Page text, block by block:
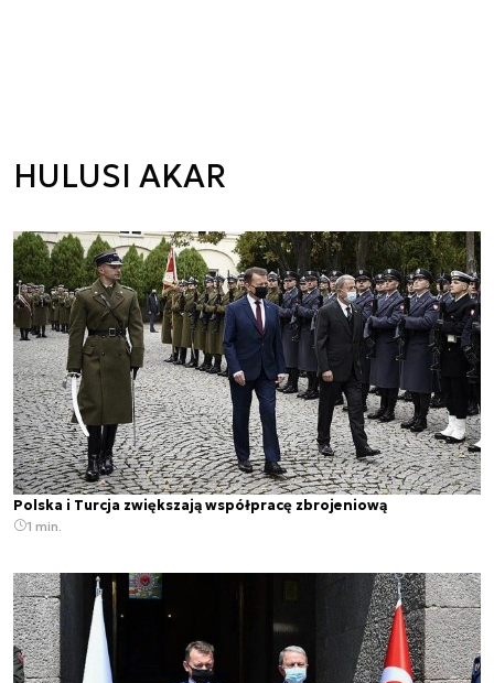
HULUSI AKAR
Polska i Turcja zwiększają współpracę zbrojeniową
1 min.